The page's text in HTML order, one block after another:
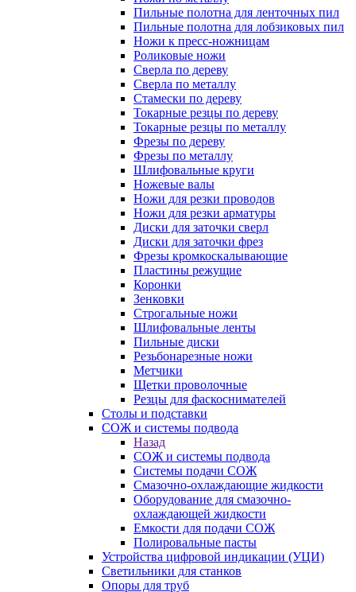
Пильные полотна для ленточных пил
Пильные полотна для лобзиковых пил
Ножи к пресс-ножницам
Роликовые ножи
Сверла по дереву
Сверла по металлу
Стамески по дереву
Токарные резцы по дереву
Токарные резцы по металлу
Фрезы по дереву
Фрезы по металлу
Шлифовальные круги
Ножевые валы
Ножи для резки проводов
Ножи для резки арматуры
Диски для заточки сверл
Диски для заточки фрез
Фрезы кромкоскалывающие
Пластины режущие
Коронки
Зенковки
Строгальные ножи
Шлифовальные ленты
Пильные диски
Резьбонарезные ножи
Метчики
Щетки проволочные
Резцы для фаскоснимателей
Столы и подставки
СОЖ и системы подвода
Назад
СОЖ и системы подвода
Системы подачи СОЖ
Смазочно-охлаждающие жидкости
Оборудование для смазочно-
охлаждающей жидкости
Емкости для подачи СОЖ
Полировальные пасты
Устройства цифровой индикации (УЦИ)
Светильники для станков
Опоры для труб